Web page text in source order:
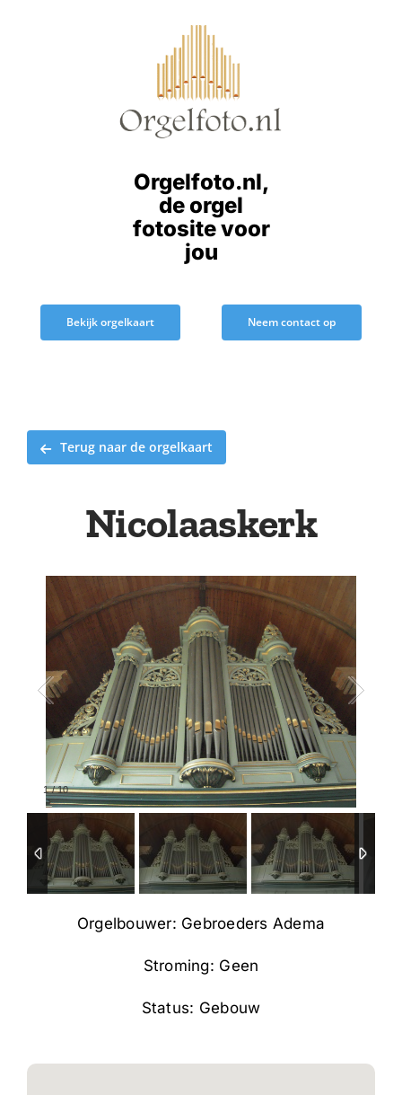
Orgelfoto.nl,
de orgel
fotosite voor
jou
Bekijk orgelkaart Neem contact op
Terug naar de orgelkaart
Nicolaaskerk
2/10
Orgelbouwer: Gebroeders Adema
Stroming: Geen
Status: Gebouw